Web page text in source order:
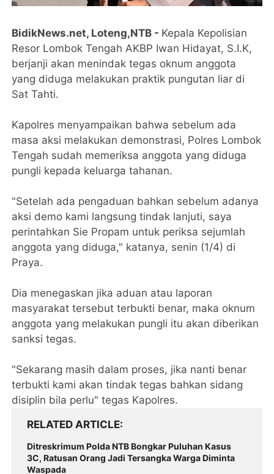
BidikNews.net, Loteng,NTB - Kepala Kepolisian
Resor Lombok Tengah AKBP Iwan Hidayat, S.I.K,
berjanji akan menindak tegas oknum anggota
yang diduga melakukan praktik pungutan liar di
Sat Tahti.
Kapolres menyampaikan bahwa sebelum ada
masa aksi melakukan demonstrasi, Polres Lombok
Tengah sudah memeriksa anggota yang diduga
pungli kepada keluarga tahanan.
"Setelah ada pengaduan bahkan sebelum adanya
aksi demo kami langsung tindak lanjuti, saya
perintahkan Sie Propam untuk periksa sejumlah
anggota yang diduga," katanya, senin (1/4) di
Praya.
Dia menegaskan jika aduan atau laporan
masyarakat tersebut terbukti benar, maka oknum
anggota yang melakukan pungli itu akan diberikan
sanksi tegas.
"Sekarang masih dalam proses, jika nanti benar
terbukti kami akan tindak tegas bahkan sidang
disiplin bila perlu" tegas Kapolres.
RELATED ARTICLE
Ditreskrimum Polda NTB Bongkar Puluhan Kasus
3C, Ratusan Orang Jadi Tersangka Warga Diminta
Waspada